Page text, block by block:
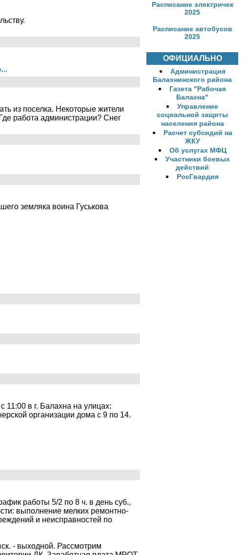
из поселка. Некоторые жители
работа администрации? Снег
земляка воина Гуськова
в г. Балахна на улицах:
организации дома с 9 по 14.
работы 5/2 по 8 ч. в день суб.,
выполнение мелких ремонтно-
и неисправностей по
- выходной. Рассмотрим
Расписание электричек
2025
Расписание автобусов
2025
ОФИЦИАЛЬНО
Администрация
Балахнинского района
Газета "Рабочая
Балахна"
Управление
социальной защиты
населения района
Расчет субсидий на
ЖКУ
Об услугах МФЦ
Участники боевых
действий
РосГвардия